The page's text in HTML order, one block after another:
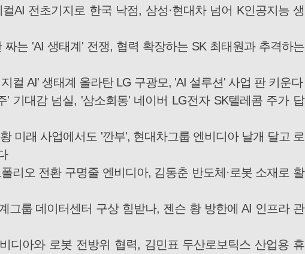
AI 전초기지로 한국 낙점, 삼성·현대차 넘어 K인공지능 생
는 'AI 생태계' 전쟁, 협력 확장하는 SK 최태원과 추격하는
컬 AI' 생태계 올라탄 LG 구광모, 'AI 설루션' 사업 판 키운다
기대감 넘실, '삼소회동' 네이버 LG전자 SK텔레콤 주가 답
미래 사업에서도 '깐부', 현대차그룹 엔비디아 날개 달고 로
리오 전환 구명줄 엔비디아, 김동춘 반도체·로봇 소재로 활
그룹 데이터센터 구상 힘받나, 젠슨 황 방한에 AI 인프라 관
디아와 로봇 전방위 협력, 김민표 두산로보틱스 산업용 휴